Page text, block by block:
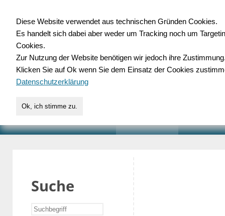
für Handwerk,
Suche
Diese Website verwendet aus technischen Gründen Cookies.
Es handelt sich dabei aber weder um Tracking noch um
Cookies.
Zur Nutzung der Website benötigen wir jedoch ihre
Klicken Sie auf Ok wenn Sie dem Einsatz der Cookies
Datenschutzerklärung
Ok, ich stimme zu.